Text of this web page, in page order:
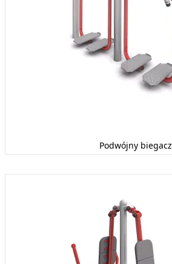
Podwójny biegacz